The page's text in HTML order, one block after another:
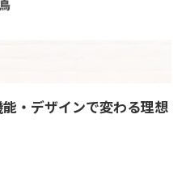
・デザインで変わる理想